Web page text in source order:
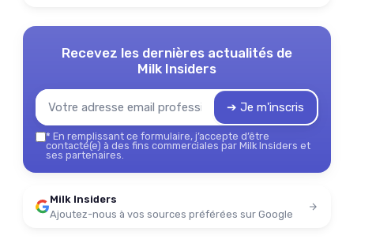
Recevez les dernières actualités de
Milk Insiders
➔ Je m'inscris
* En remplissant ce formulaire, j’accepte d’être
contacté(e) à des fins commerciales par Milk Insiders et
ses partenaires.
Milk Insiders
Ajoutez-nous à vos sources préférées sur Google